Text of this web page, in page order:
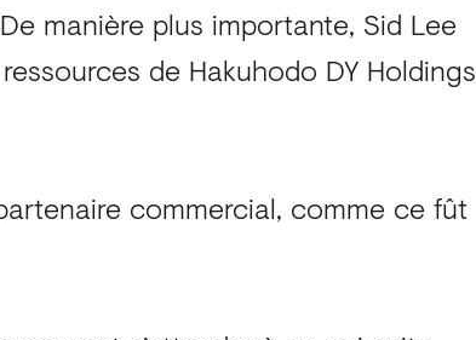
manière plus importante, Sid Lee
de Hakuhodo DY Holdings
commercial, comme ce fût